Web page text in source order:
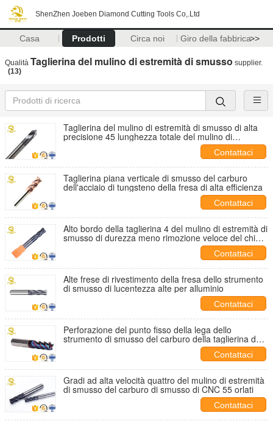
ShenZhen Joeben Diamond Cutting Tools Co,.Ltd
Casa Prodotti Circa noi Giro della fabbrica>>
Qualità Taglierina del mulino di estremità di smusso supplier.
(13)
Taglierina del mulino di estremità di smusso di alta
precisione 45 lunghezza totale del mulino di
estremità di smusso di grado 50-10 millimetri
Contattaci
Taglierina piana verticale di smusso del carburo
dell'acciaio di tungsteno della fresa di alta efficienza
Contattaci
Alto bordo della taglierina 4 del mulino di estremità di
smusso di durezza meno rimozione veloce del chip
Contattaci
Alte frese di rivestimento della fresa dello strumento
di smusso di lucentezza alte per alluminio
Contattaci
Perforazione del punto fisso della lega dello
strumento di smusso del carburo della taglierina del
mulino di estremità di smusso dell'acciaio di
Contattaci
Gradi ad alta velocità quattro del mulino di estremità
di smusso del carburo di smusso di CNC 55 orlati
Contattaci